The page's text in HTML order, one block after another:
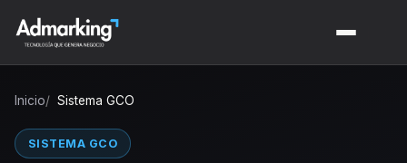
Inicio Sistema GCO
SISTEMA GCO